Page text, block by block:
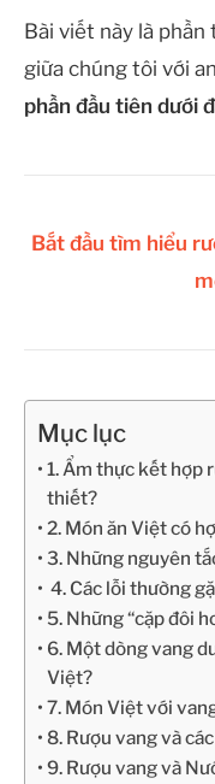
Bài viết này là
giữa chúng tôi với
phần đầu tiên dưới
Bắt đầu tìm hiểu
Mục lục
1. Ẩm thực kết hợp
thiết?
2. Món ăn Việt có
3. Những nguyên
4. Các lỗi thường
5. Những “cặp đôi
6. Một dòng vang
Việt?
7. Món Việt với
8. Rượu vang và
9. Rượu vang và